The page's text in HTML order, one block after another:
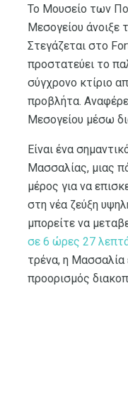
Το Μουσείο των
Μεσογείου άνοιξε
Στεγάζεται στο
προστατεύει το
σύγχρονο κτίριο
προβλήτα.
Μεσογείου μέσω
Είναι ένα
Μασσαλίας, μιας
μέρος για να
στη νέα ζεύξη
μπορείτε να
σε 6 ώρες 27
τρένα, η Μασσαλία
προορισμός